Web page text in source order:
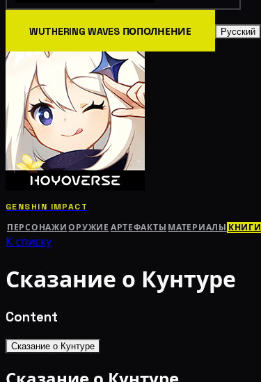
WUTHERING WAVES ПОПОЛНЕНИЕ Русский
GENSHIN IMPACT
ПЕРСОНАЖИ ОРУЖИЕ АРТЕФАКТЫ МАТЕРИАЛЫ КНИГИ
К списку
Сказание о Кунтуре
Content
Сказание о Кунтуре